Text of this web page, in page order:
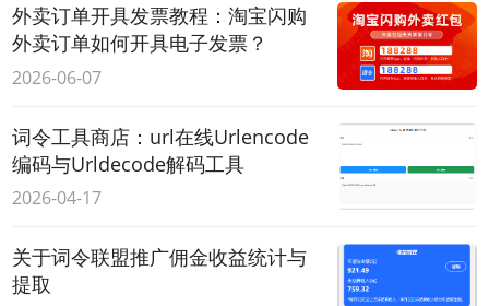
外卖订单开具发票教程：淘宝闪购
外卖订单如何开具电子发票？
2026-06-07
词令工具商店：url在线Urlencode
编码与Urldecode解码工具
2026-04-17
关于词令联盟推广佣金收益统计与
提取